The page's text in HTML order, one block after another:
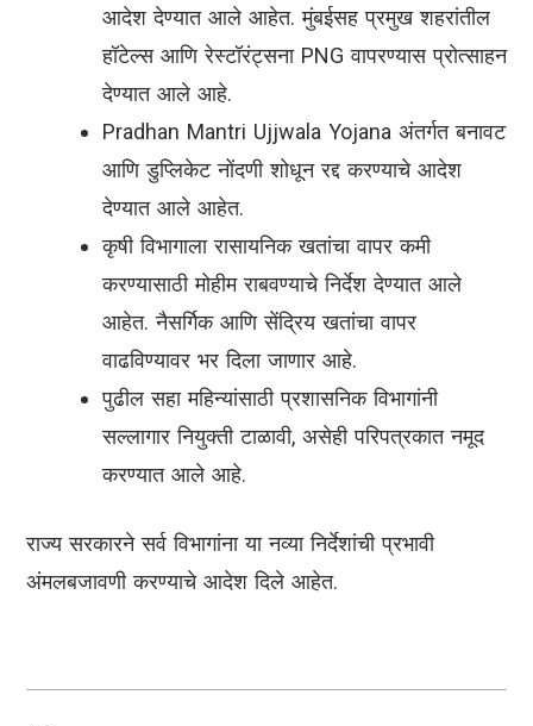
आदेश देण्यात आले आहेत. मुंबईसह प्रमुख शहरांतील
हॉटेल्स आणि रेस्टॉरंट्सना PNG वापरण्यास प्रोत्साहन
देण्यात आले आहे.
Pradhan Mantri Ujjwala Yojana अंतर्गत बनावट
आणि डुप्लिकेट नोंदणी शोधून रद्द करण्याचे आदेश
देण्यात आले आहेत.
कृषी विभागाला रासायनिक खतांचा वापर कमी
करण्यासाठी मोहीम राबवण्याचे निर्देश देण्यात आले
आहेत. नैसर्गिक आणि सेंद्रिय खतांचा वापर
वाढविण्यावर भर दिला जाणार आहे.
पुढील सहा महिन्यांसाठी प्रशासनिक विभागांनी
सल्लागार नियुक्ती टाळावी, असेही परिपत्रकात नमूद
करण्यात आले आहे.
राज्य सरकारने सर्व विभागांना या नव्या निर्देशांची प्रभावी
अंमलबजावणी करण्याचे आदेश दिले आहेत.